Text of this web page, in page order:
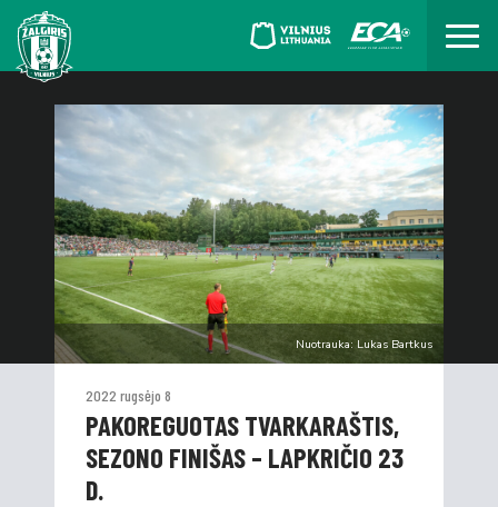
Nuotrauka: Lukas Bartkus
2022 rugsėjo 8
PAKOREGUOTAS TVARKARAŠTIS,
SEZONO FINIŠAS – LAPKRIČIO 23
D.